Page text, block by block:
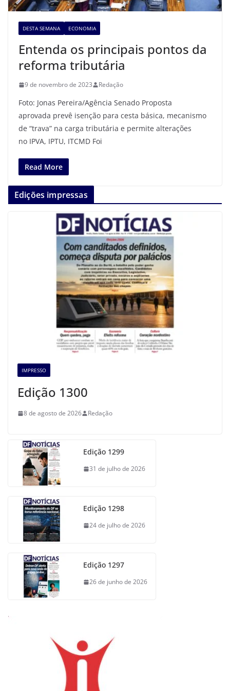
DESTA SEMANA ECONOMIA
Entenda os principais pontos da
reforma tributária
9 de novembro de 2023 Redação
Foto: Jonas Pereira/Agência Senado Proposta
aprovada prevê isenção para cesta básica, mecanismo
de “trava” na carga tributária e permite alterações
no IPVA, IPTU, ITCMD Foi
Read More
Edições impressas
IMPRESSO
Edição 1300
8 de agosto de 2026 Redação
Edição 1299
31 de julho de 2026
Edição 1298
24 de julho de 2026
Edição 1297
26 de junho de 2026